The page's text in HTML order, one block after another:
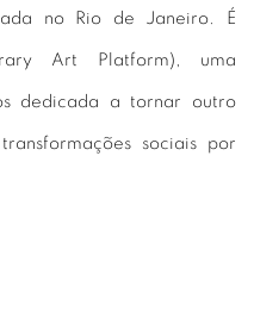
no Rio de Janeiro. É
Art Platform), uma
dedicada a tornar outro
sociais por